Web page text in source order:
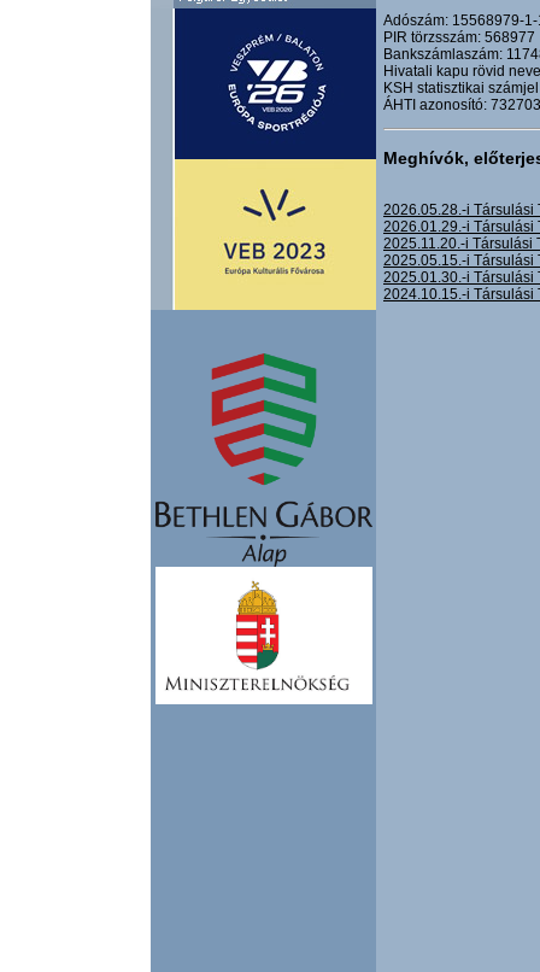
Adószám: 15568979-
PIR törzsszám: 568977
Bankszámlaszám:
Hivatali kapu rövid
KSH statisztikai
ÁHTI azonosító: 732703
Meghívók,
2026.05.28.-i Társulási
2026.01.29.-i Társulási
2025.11.20.-i Társulási
2025.05.15.-i Társulási
2025.01.30.-i Társulási
2024.10.15.-i Társulási